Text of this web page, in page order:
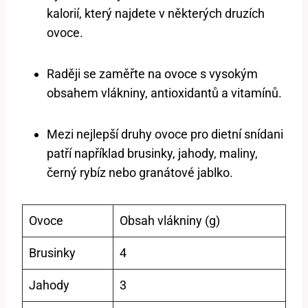
kalorií, který najdete v některých druzích
ovoce.
Raději se zaměřte na ovoce s vysokým
obsahem vlákniny, antioxidantů a vitamínů.
Mezi nejlepší druhy ovoce pro dietní snídani
patří například brusinky, jahody, maliny,
černý rybíz nebo granátové jablko.
Ovoce Obsah vlákniny (g)
Brusinky 4
Jahody 3